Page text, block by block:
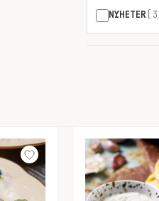
NYHETER(3)